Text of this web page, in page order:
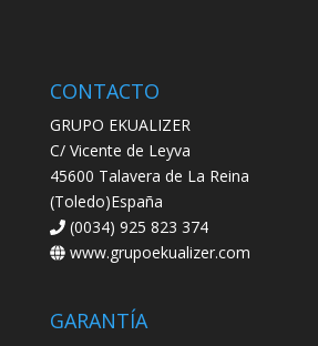
CONTACTO
GRUPO EKUALIZER
C/ Vicente de Leyva
45600 Talavera de La Reina
(Toledo)España
(0034) 925 823 374
www.grupoekualizer.com
GARANTÍA